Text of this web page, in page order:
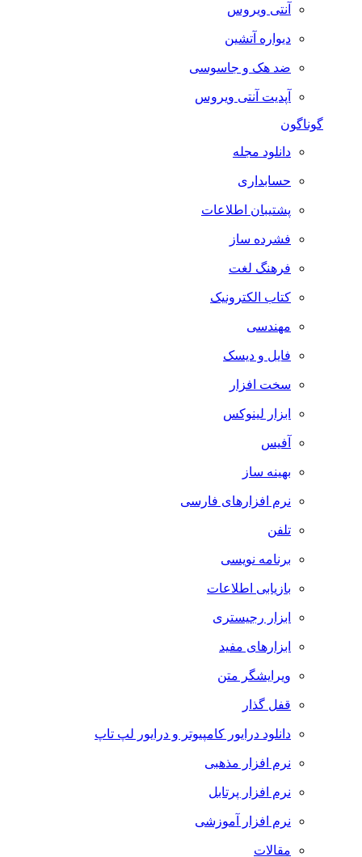
آنتی ویروس
دیواره آتشین
ضد هک و جاسوسی
آپدیت آنتی ویروس
گوناگون
دانلود مجله
حسابداری
پشتیبان اطلاعات
فشرده ساز
فرهنگ لغت
کتاب الکترونیک
مهندسی
فایل و دیسک
سخت افزار
ابزار لینوکس
آفیس
بهینه ساز
نرم افزارهای فارسی
تلفن
برنامه نویسی
بازیابی اطلاعات
ابزار رجیستری
ابزارهای مفید
ویرایشگر متن
قفل گذار
دانلود درایور کامپیوتر و درایور لپ تاپ
نرم افزار مذهبی
نرم افزار پرتابل
نرم افزار آموزشی
مقالات